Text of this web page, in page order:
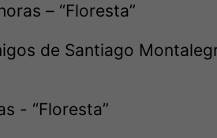
– “Floresta”
de Santiago
- “Floresta”